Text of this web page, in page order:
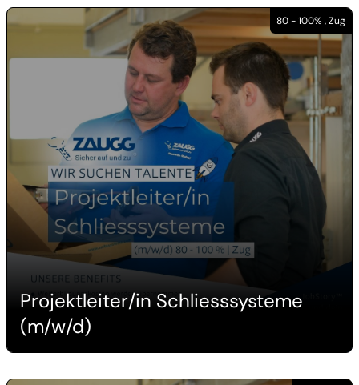
80 - 100% , Zug
Projektleiter/in Schliesssysteme
(m/w/d)